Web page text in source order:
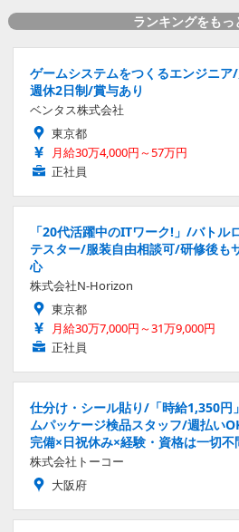
ランキングをもっ
ゲームシステムをつくるエンジニ
週休2日制/賞与あり
ベンタス株式会社
東京都
月給30万4,000円～57万円
正社員
「20代活躍中のITワーク!」/バトル
テスター/服装自由相談可/研修後も
心
株式会社N-Horizon
東京都
月給30万7,000円～31万9,000円
正社員
仕分け・シール貼り/「時給1,350円
ムパッケージ検品スタッフ/週払い
完備×日祝休み×経験・資格は一切
株式会社トーコー
大阪府